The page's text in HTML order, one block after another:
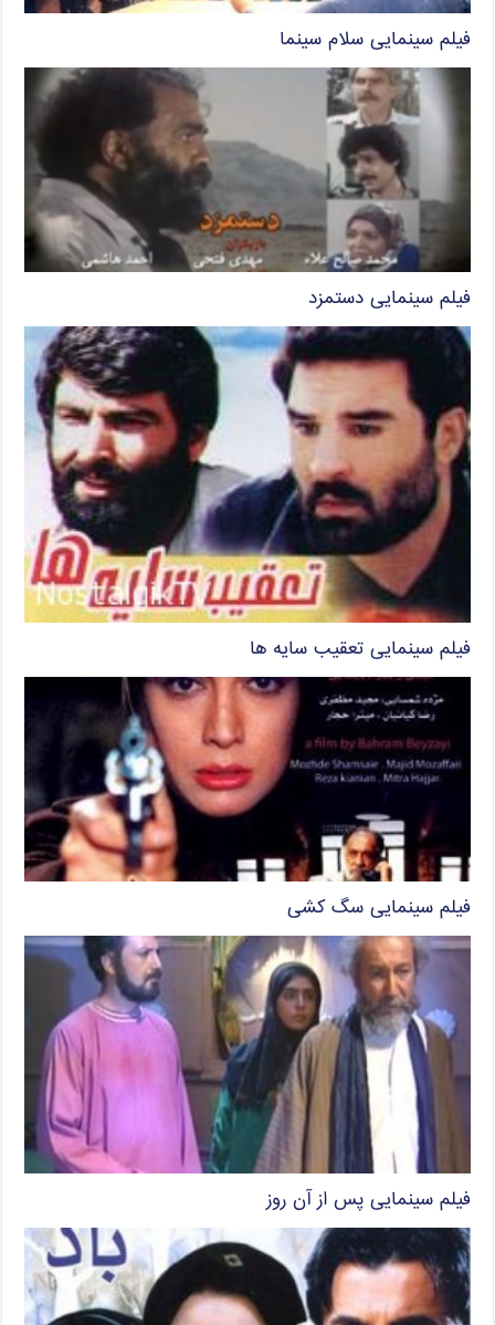
فیلم سینمایی سلام سینما
فیلم سینمایی دستمزد
فیلم سینمایی تعقیب سایه ها
فیلم سینمایی سگ کشی
فیلم سینمایی پس از آن روز